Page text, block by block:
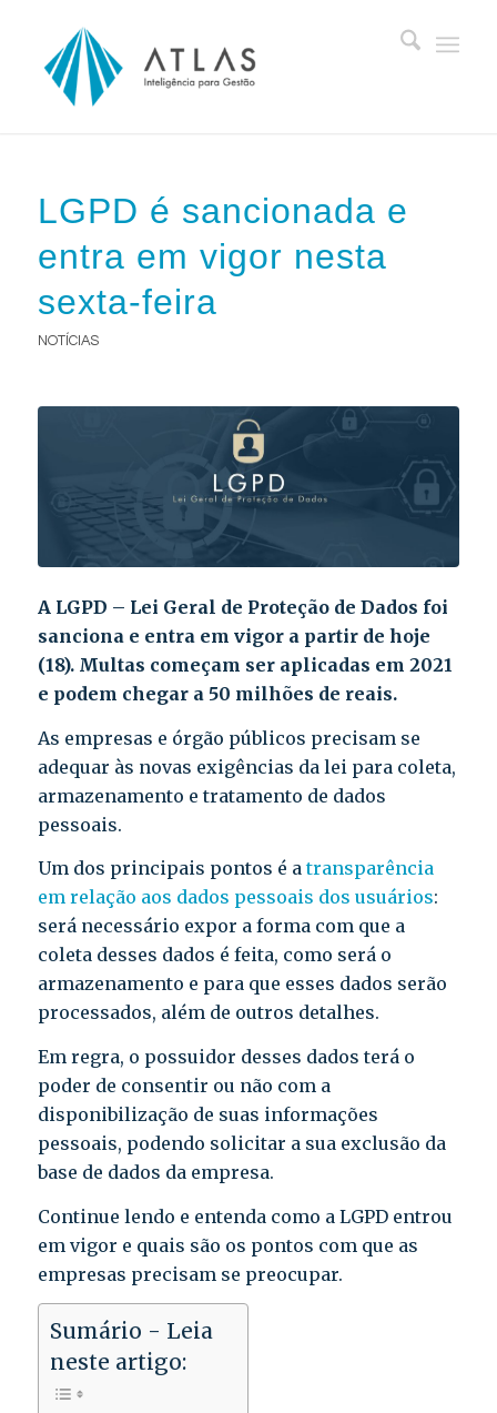
LGPD é sancionada e
entra em vigor nesta
sexta-feira
NOTÍCIAS
A LGPD – Lei Geral de Proteção de Dados foi
sanciona e entra em vigor a partir de hoje
(18). Multas começam ser aplicadas em 2021
e podem chegar a 50 milhões de reais.
As empresas e órgão públicos precisam se
adequar às novas exigências da lei para coleta,
armazenamento e tratamento de dados
pessoais.
Um dos principais pontos é atransparência
em relação aos dados pessoais dos usuários:
será necessário expor a forma com que a
coleta desses dados é feita, como será o
armazenamento e para que esses dados serão
processados, além de outros detalhes.
Em regra, o possuidor desses dados terá o
poder de consentir ou não com a
disponibilização de suas informações
pessoais, podendo solicitar a sua exclusão da
base de dados da empresa.
Continue lendo e entenda como a LGPD entrou
em vigor e quais são os pontos com que as
empresas precisam se preocupar.
Sumário - Leia
neste artigo: